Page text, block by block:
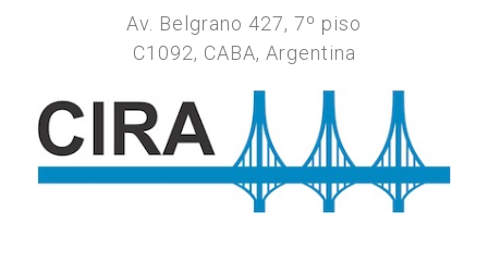
Av. Belgrano 427, 7º piso
C1092, CABA, Argentina